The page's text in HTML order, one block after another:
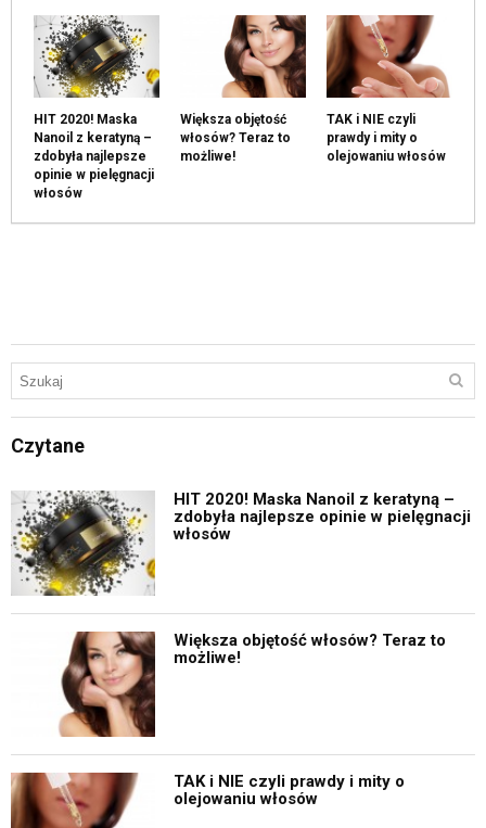
HIT 2020! Maska
Nanoil z keratyną –
zdobyła najlepsze
opinie w pielęgnacji
włosów
Większa objętość
włosów? Teraz to
możliwe!
TAK i NIE czyli
prawdy i mity o
olejowaniu włosów
Czytane
HIT 2020! Maska Nanoil z keratyną –
zdobyła najlepsze opinie w pielęgnacji
włosów
Większa objętość włosów? Teraz to
możliwe!
TAK i NIE czyli prawdy i mity o
olejowaniu włosów